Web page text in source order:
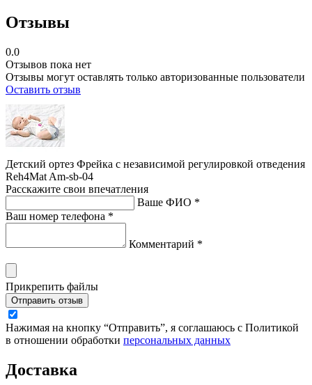
Отзывы
0.0
Отзывов пока нет
Отзывы могут оставлять только авторизованные пользователи
Оставить отзыв
Детский ортез Фрейка с независимой регулировкой отведения
Reh4Mat Am-sb-04
Расскажите свои впечатления
Ваше ФИО *
Ваш номер телефона *
Комментарий *
Прикрепить файлы
Отправить отзыв
Нажимая на кнопку “Отправить”, я соглашаюсь с Политикой
в отношении обработки персональных данных
Доставка